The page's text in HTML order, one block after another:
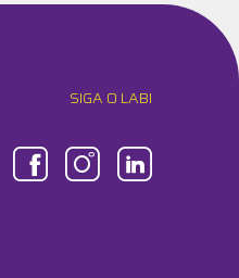
SIGA O LABI